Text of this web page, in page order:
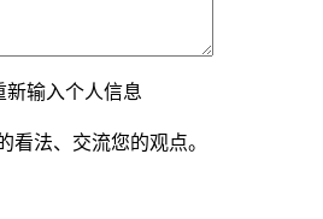
新输入个人信息
法、交流您的观点。